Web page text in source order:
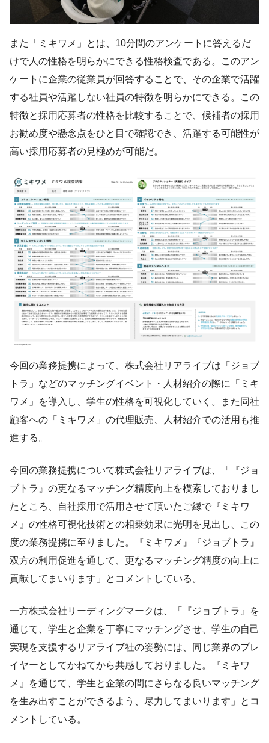
また「ミキワメ」とは、10分間のアンケートに答えるだ
けで人の性格を明らかにできる性格検査である。このアン
ケートに企業の従業員が回答することで、その企業で活躍
する社員や活躍しない社員の特徴を明らかにできる。この
特徴と採用応募者の性格を比較することで、候補者の採用
お勧め度や懸念点をひと目で確認でき、活躍する可能性が
高い採用応募者の見極めが可能だ。
今回の業務提携によって、株式会社リアライブは「ジョブ
トラ」などのマッチングイベント・人材紹介の際に「ミキ
ワメ」を導入し、学生の性格を可視化していく。また同社
顧客への「ミキワメ」の代理販売、人材紹介での活用も推
進する。
今回の業務提携について株式会社リアライブは、「『ジョ
ブトラ』の更なるマッチング精度向上を模索しておりまし
たところ、自社採用で活用させて頂いたご縁で『ミキワ
メ』の性格可視化技術との相乗効果に光明を見出し、この
度の業務提携に至りました。『ミキワメ』『ジョブトラ』
双方の利用促進を通して、更なるマッチング精度の向上に
貢献してまいります」とコメントしている。
一方株式会社リーディングマークは、「『ジョブトラ』を
通じて、学生と企業を丁寧にマッチングさせ、学生の自己
実現を支援するリアライブ社の姿勢には、同じ業界のプレ
イヤーとしてかねてから共感しておりました。『ミキワ
メ』を通じて、学生と企業の間にさらなる良いマッチング
を生み出すことができるよう、尽力してまいります」とコ
メントしている。